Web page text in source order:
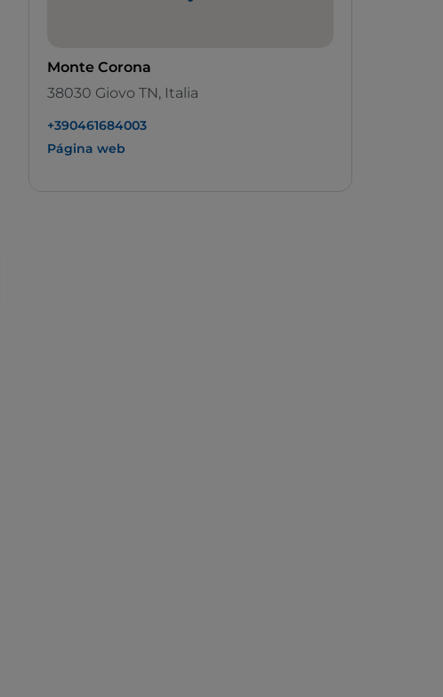
Monte Corona
38030 Giovo TN, Italia
+390461684003
Página web